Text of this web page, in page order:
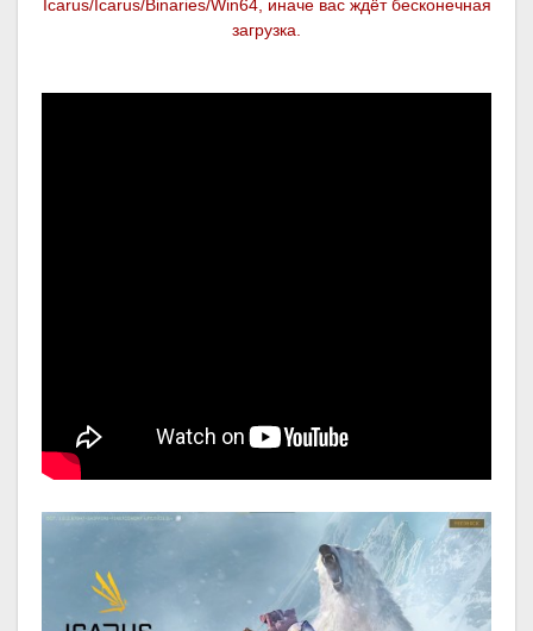
Icarus/Icarus/Binaries/Win64, иначе вас ждёт бесконечная
загрузка.